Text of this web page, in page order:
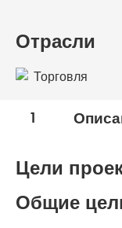
Отрасли
Торговля
1
Цели
Общие